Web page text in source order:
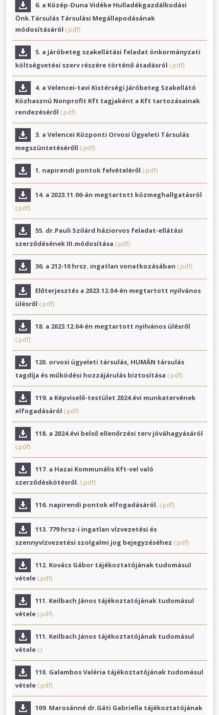
6. a Közép-Duna Vidéke Hulladékgazdálkodási
Önk.Társulás Társulási Megállapodásának
módosításáról (.pdf)
5. a járóbeteg szakellátási feladat önkormányzati
költségvetési szerv részére történő átadásról (.pdf)
4. a Velencei-tavi Kistérségi Járóbeteg Szakellátó
Közhasznú Nonprofit Kft tagjaként a Kft tartozásainak
rendezéséről (.pdf)
3. a Velencei Központi Orvosi Ügyeleti Társulás
megszüntetésérőll (.pdf)
1. napirendi pontok felvételéről (.pdf)
14. a 2023.11.06-án megtartott közmeghallgatásról
(.pdf)
55. dr.Pauli Szilárd háziorvos feladat-ellátási
szerződésének III.módosítása (.pdf)
36. a 212-10 hrsz. ingatlan vonatkozásában (.pdf)
Előterjesztés a 2023.12.04-én megtartott nyilvános
ülésről (.pdf)
18. a 2023.12.04-én megtartott nyilvános ülésről
(.pdf)
120. orvosi ügyeleti társulás, HUMÁN társulás
tagdíja és működési hozzájárulás biztosítása (.pdf)
119. a Képviselő-testület 2024.évi munkatervének
elfogadásáról (.pdf)
118. a 2024.évi belső ellenőrzési terv jóváhagyásáról
(.pdf)
117. a Hazai Kommunális Kft-vel való
szerződéskötésről. (.pdf)
116. napirendi pontok elfogadásáról. (.pdf)
113. 779 hrsz-i ingatlan vízvezetési és
szennyvízvezetési szolgalmi jog bejegyzéséhez (.pdf)
112. Kovács Gábor tájékoztatójának tudomásul
vétele (.pdf)
111. Keilbach János tájékoztatójának tudomásul
vétele (.pdf)
111. Keilbach János tájékoztatójának tudomásul
vétele (.)
110. Galambos Valéria tájékoztatójának tudomásul
vétele (.pdf)
109. Marosánné dr.Gáti Gabriella tájékoztatójának